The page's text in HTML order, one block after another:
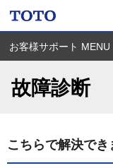
お客様サポート MENU
故障診断
こちらで解決でき